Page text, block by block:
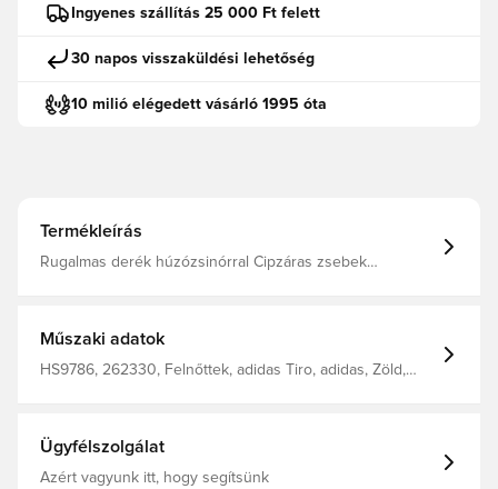
Ingyenes szállítás 25 000 Ft felett
30 napos visszaküldési lehetőség
10 milió elégedett vásárló 1995 óta
Termékleírás
Rugalmas derék húzózsinórral Cipzáras zsebek
Műszaki adatok
HS9786, 262330, Felnőttek, adidas Tiro, adidas, Zöld,
Ügyfélszolgálat
Azért vagyunk itt, hogy segítsünk